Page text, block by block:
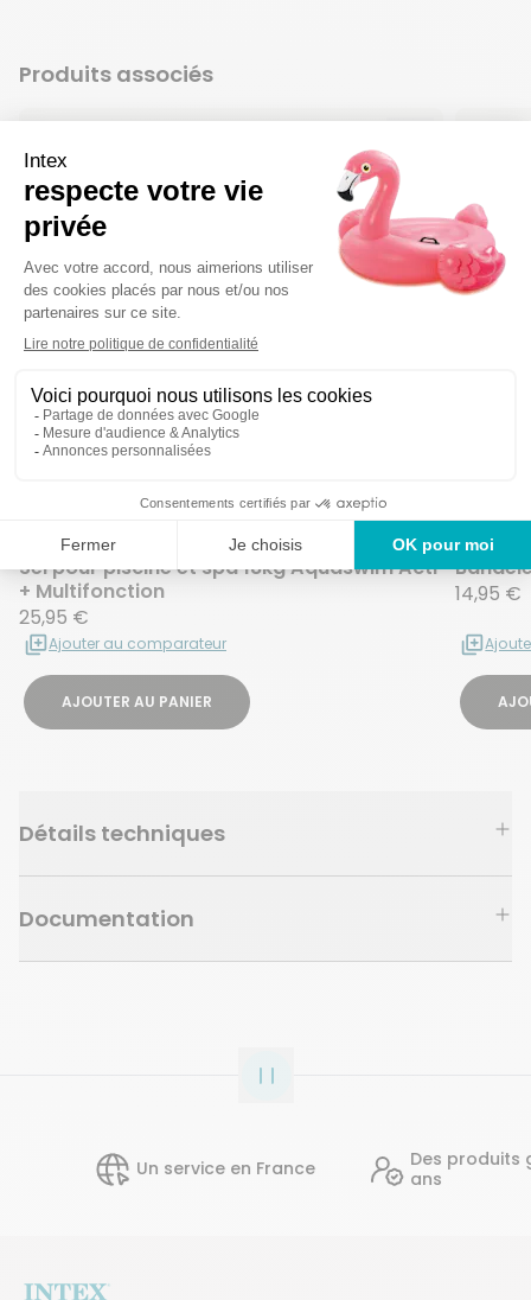
Produits associés
Sel pour piscine et spa 18kg Aquaswim Acti
+ Multifonction
25,95 €
Ajouter au comparateur
AJOUTER AU PANIER
14,95 €
Détails techniques
Documentation
Un service en France
Des produits
ans